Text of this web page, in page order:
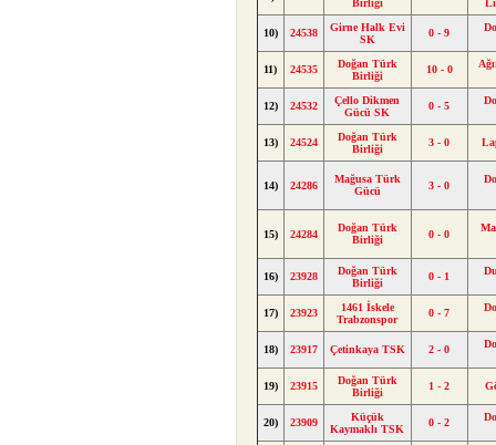
Birliği
10) 24538
Girne Halk Evi
SK
0 - 9
11) 24535
Doğan Türk
Birliği
10 - 0
12) 24532
Çello Dikmen
Gücü SK
0 - 5
13) 24524
Doğan Türk
Birliği
3 - 0
14) 24286
Mağusa Türk
Gücü
3 - 0
15) 24284
Doğan Türk
Birliği
0 - 0
16) 23928
Doğan Türk
Birliği
0 - 1
17) 23923
1461 İskele
Trabzonspor
0 - 7
18) 23917 Çetinkaya TSK 2 - 0
19) 23915
Doğan Türk
Birliği
1 - 2
20) 23909
Küçük
Kaymaklı TSK
0 - 2